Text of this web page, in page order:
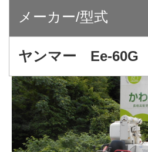
メーカー/型式
ヤンマー Ee-60G